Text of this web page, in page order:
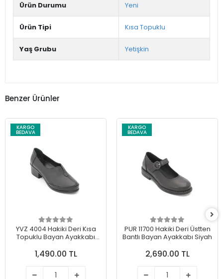
Ürün Durumu Yeni
Ürün Tipi Kısa Topuklu
Yaş Grubu Yetişkin
Benzer Ürünler
KARGO
BEDAVA
YVZ 4004 Hakiki Deri Kısa
Topuklu Bayan Ayakkabı
1,490.00 TL
KARGO
BEDAVA
PUR 11700 Hakiki Deri Üstten
Bantlı Bayan Ayakkabı Siyah
2,690.00 TL